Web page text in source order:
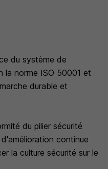
du système de
la norme ISO 50001 et
durable et
du pilier sécurité
continue
la culture sécurité sur le